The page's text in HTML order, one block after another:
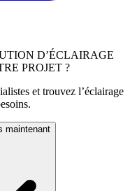
D’ÉCLAIRAGE
PROJET ?
et trouvez l’éclairage
maintenant